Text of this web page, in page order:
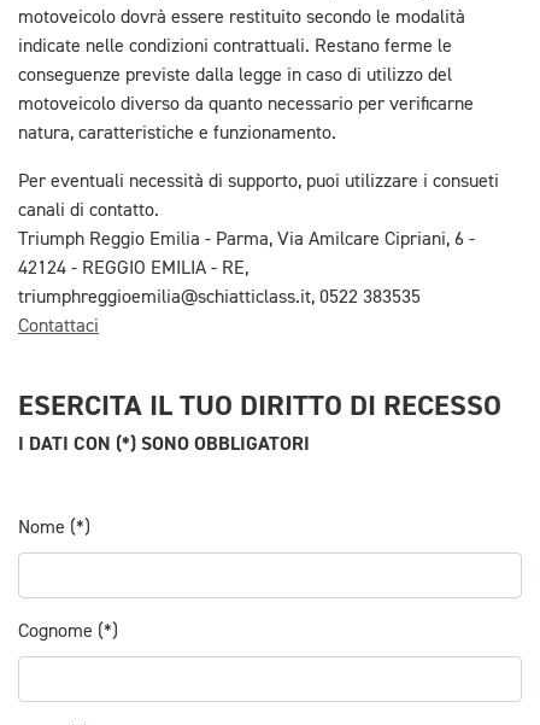
motoveicolo dovrà essere restituito secondo le modalità
indicate nelle condizioni contrattuali. Restano ferme le
conseguenze previste dalla legge in caso di utilizzo del
motoveicolo diverso da quanto necessario per verificarne
natura, caratteristiche e funzionamento.
Per eventuali necessità di supporto, puoi utilizzare i consueti
canali di contatto.
Triumph Reggio Emilia - Parma, Via Amilcare Cipriani, 6 -
42124 - REGGIO EMILIA - RE,
triumphreggioemilia@schiatticlass.it, 0522 383535
Contattaci
ESERCITA IL TUO DIRITTO DI RECESSO
I DATI CON (*) SONO OBBLIGATORI
Nome (*)
Cognome (*)